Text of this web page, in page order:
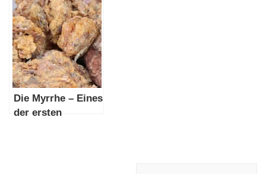
Die Myrrhe – Eines
der ersten